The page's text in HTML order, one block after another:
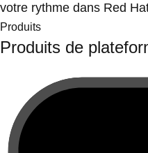
votre rythme dans Red
Produits
Produits de